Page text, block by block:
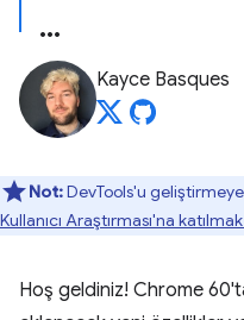
Kayce Basques
Not:DevTools'u
Kullanıcı Araştırması'na
Hoş geldiniz! Chrome